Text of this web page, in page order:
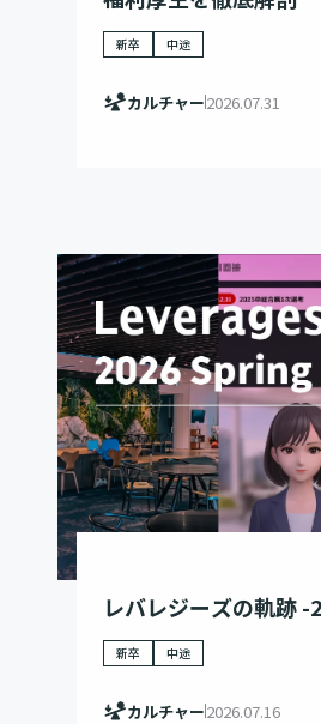
新卒 中途
カルチャー2026.07.31
レバレジーズの軌跡
新卒 中途
カルチャー2026.07.16